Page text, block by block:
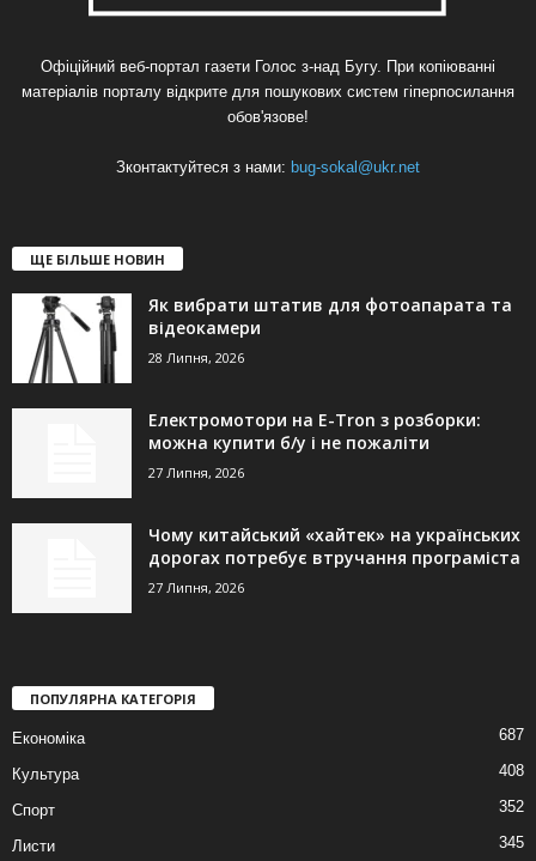
Офіційний веб-портал газети Голос з-над Бугу. При копіюванні
матеріалів порталу відкрите для пошукових систем гіперпосилання
обов'язове!
Зконтактуйтеся з нами: bug-sokal@ukr.net
ЩЕ БІЛЬШЕ НОВИН
Як вибрати штатив для фотоапарата та
відеокамери
28 Липня, 2026
Електромотори на E-Tron з розборки:
можна купити б/у і не пожаліти
27 Липня, 2026
Чому китайський «хайтек» на українських
дорогах потребує втручання програміста
27 Липня, 2026
ПОПУЛЯРНА КАТЕГОРІЯ
Економіка 687
Культура 408
Спорт 352
Листи 345